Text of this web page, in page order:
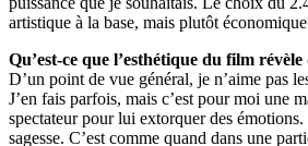
artistique à la base, mais plutôt
Quʼest-ce que lʼesthétique du film révèle
Dʼun point de vue général, je nʼaime pas
Jʼen fais parfois, mais cʼest pour moi une
spectateur pour lui extorquer des
sagesse. Cʼest comme quand dans une